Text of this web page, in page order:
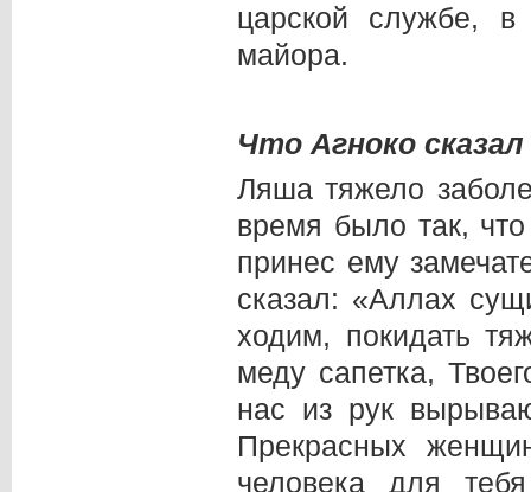
царской службе,
майора.
Что Агноко
Ляша тяжело
время было так,
принес ему
сказал: «Аллах
ходим, покидать
меду сапетка,
нас из рук
Прекрасных
человека для